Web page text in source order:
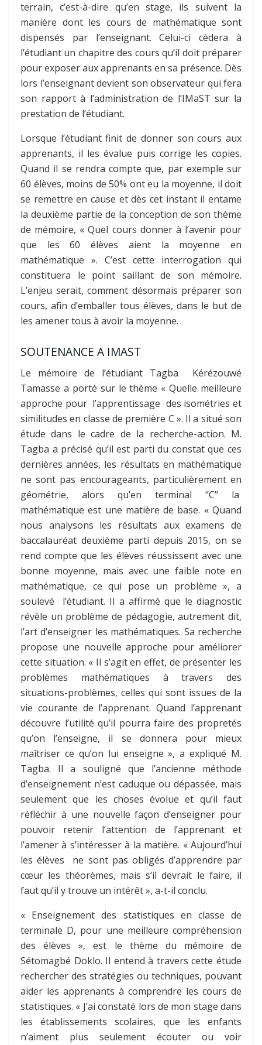
terrain, c’est-à-dire qu’en stage, ils suivent la
manière dont les cours de mathématique sont
dispensés par l’enseignant. Celui-ci cèdera à
l’étudiant un chapitre des cours qu’il doit préparer
pour exposer aux apprenants en sa présence. Dès
lors l’enseignant devient son observateur qui fera
son rapport à l’administration de l’IMaST sur la
prestation de l’étudiant.
Lorsque l’étudiant finit de donner son cours aux
apprenants, il les évalue puis corrige les copies.
Quand il se rendra compte que, par exemple sur
60 élèves, moins de 50% ont eu la moyenne, il doit
se remettre en cause et dès cet instant il entame
la deuxième partie de la conception de son thème
de mémoire, « Quel cours donner à l’avenir pour
que les 60 élèves aient la moyenne en
mathématique ». C’est cette interrogation qui
constituera le point saillant de son mémoire.
L’enjeu serait, comment désormais préparer son
cours, afin d’emballer tous élèves, dans le but de
les amener tous à avoir la moyenne.
SOUTENANCE A IMAST
Le mémoire de l’étudiant Tagba Kérézouwé
Tamasse a porté sur le thème « Quelle meilleure
approche pour l’apprentissage des isométries et
similitudes en classe de première C ». Il a situé son
étude dans le cadre de la recherche-action. M.
Tagba a précisé qu’il est parti du constat que ces
dernières années, les résultats en mathématique
ne sont pas encourageants, particulièrement en
géométrie, alors qu’en terminal ‘’C’’ la
mathématique est une matière de base. « Quand
nous analysons les résultats aux examens de
baccalauréat deuxième parti depuis 2015, on se
rend compte que les élèves réussissent avec une
bonne moyenne, mais avec une faible note en
mathématique, ce qui pose un problème », a
soulevé l’étudiant. Il a affirmé que le diagnostic
révèle un problème de pédagogie, autrement dit,
l’art d’enseigner les mathématiques. Sa recherche
propose une nouvelle approche pour améliorer
cette situation. « Il s’agit en effet, de présenter les
problèmes mathématiques à travers des
situations-problèmes, celles qui sont issues de la
vie courante de l’apprenant. Quand l’apprenant
découvre l’utilité qu’il pourra faire des propretés
qu’on l’enseigne, il se donnera pour mieux
maîtriser ce qu’on lui enseigne », a expliqué M.
Tagba. Il a souligné que l’ancienne méthode
d’enseignement n’est caduque ou dépassée, mais
seulement que les choses évolue et qu’il faut
réfléchir à une nouvelle façon d’enseigner pour
pouvoir retenir l’attention de l’apprenant et
l’amener à s’intéresser à la matière. « Aujourd’hui
les élèves ne sont pas obligés d’apprendre par
cœur les théorèmes, mais s’il devrait le faire, il
faut qu’il y trouve un intérêt », a-t-il conclu.
« Enseignement des statistiques en classe de
terminale D, pour une meilleure compréhension
des élèves », est le thème du mémoire de
Sétomagbé Doklo. Il entend à travers cette étude
rechercher des stratégies ou techniques, pouvant
aider les apprenants à comprendre les cours de
statistiques. « J’ai constaté lors de mon stage dans
les établissements scolaires, que les enfants
n’aiment plus seulement écouter ou voir